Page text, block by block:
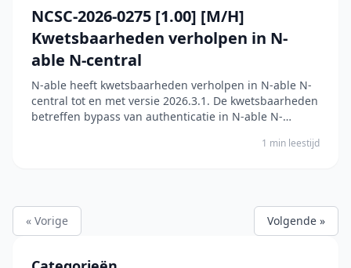
NCSC-2026-0275 [1.00] [M/H]
Kwetsbaarheden verholpen in N-
able N-central
N-able heeft kwetsbaarheden verholpen in N-able N-
central tot en met versie 2026.3.1. De kwetsbaarheden
betreffen bypass van authenticatie in N-able N-
de authenticatiecontroles omzeilen door een1 min leestijd
« Vorige Volgende »